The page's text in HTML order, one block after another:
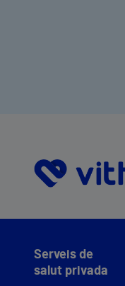
Serveis de
salut privada